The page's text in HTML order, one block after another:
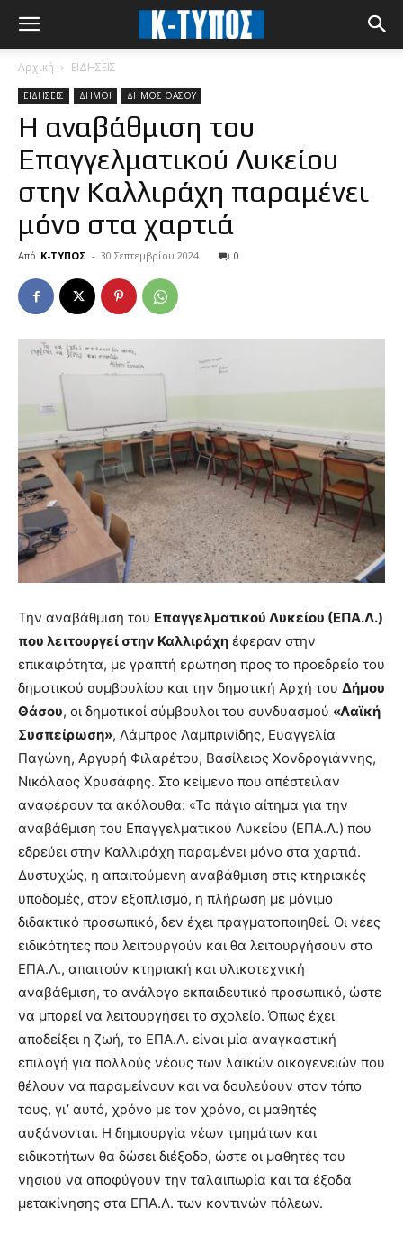
Αρχική ΕΙΔΗΣΕΙΣ
ΕΙΔΗΣΕΙΣ ΔΗΜΟΙ ΔΗΜΟΣ ΘΑΣΟΥ
Η αναβάθμιση του
Επαγγελματικού Λυκείου
στην Καλλιράχη παραμένει
μόνο στα χαρτιά
Από Κ-ΤΥΠΟΣ - 30 Σεπτεμβρίου 2024 0
Την αναβάθμιση του Επαγγελματικού Λυκείου (ΕΠΑ.Λ.)
που λειτουργεί στην Καλλιράχη έφεραν στην
επικαιρότητα, με γραπτή ερώτηση προς το προεδρείο του
δημοτικού συμβουλίου και την δημοτική Αρχή του Δήμου
Θάσου, οι δημοτικοί σύμβουλοι του συνδυασμού «Λαϊκή
Συσπείρωση», Λάμπρος Λαμπρινίδης, Ευαγγελία
Παγώνη, Αργυρή Φιλαρέτου, Βασίλειος Χονδρογιάννης,
Νικόλαος Χρυσάφης. Στο κείμενο που απέστειλαν
αναφέρουν τα ακόλουθα: «Το πάγιο αίτημα για την
αναβάθμιση του Επαγγελματικού Λυκείου (ΕΠΑ.Λ.) που
εδρεύει στην Καλλιράχη παραμένει μόνο στα χαρτιά.
Δυστυχώς, η απαιτούμενη αναβάθμιση στις κτηριακές
υποδομές, στον εξοπλισμό, η πλήρωση με μόνιμο
διδακτικό προσωπικό, δεν έχει πραγματοποιηθεί. Οι νέες
ειδικότητες που λειτουργούν και θα λειτουργήσουν στο
ΕΠΑ.Λ., απαιτούν κτηριακή και υλικοτεχνική
αναβάθμιση, το ανάλογο εκπαιδευτικό προσωπικό, ώστε
να μπορεί να λειτουργήσει το σχολείο. Όπως έχει
αποδείξει η ζωή, το ΕΠΑ.Λ. είναι μία αναγκαστική
επιλογή για πολλούς νέους των λαϊκών οικογενειών που
θέλουν να παραμείνουν και να δουλεύουν στον τόπο
τους, γι’ αυτό, χρόνο με τον χρόνο, οι μαθητές
αυξάνονται. Η δημιουργία νέων τμημάτων και
ειδικοτήτων θα δώσει διέξοδο, ώστε οι μαθητές του
νησιού να αποφύγουν την ταλαιπωρία και τα έξοδα
μετακίνησης στα ΕΠΑ.Λ. των κοντινών πόλεων.